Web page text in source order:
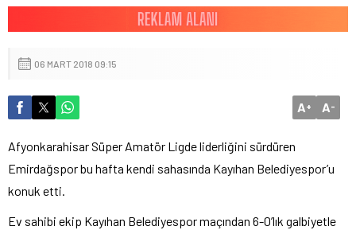
06 MART 2018 09:15
A+ A-
Afyonkarahisar Süper Amatör Ligde liderliğini sürdüren
Emirdağspor bu hafta kendi sahasında Kayıhan Belediyespor’u
konuk etti.
Ev sahibi ekip Kayıhan Belediyespor maçından 6-0’lık galbiyetle